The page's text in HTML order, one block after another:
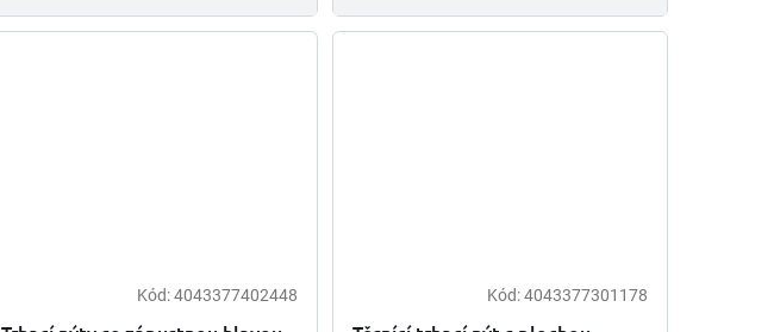
Kód:4043377402448 Kód:4043377301178